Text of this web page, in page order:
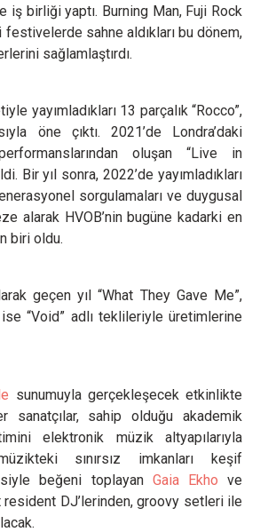
iş birliği yaptı. Burning Man, Fuji Rock
sahne aldıkları bu dönem,
sağlamlaştırdı.
yayımladıkları 13 parçalık “Rocco”,
öne çıktı. 2021’de Londra’daki
oluşan “Live in
Bir yıl sonra, 2022’de yayımladıkları
sorgulamaları ve duygusal
alarak HVOB’nin bugüne kadarki en
biri oldu.
geçen yıl “What They Gave Me”,
“Void” adlı teklileriyle üretimlerine
sunumuyla gerçekleşecek etkinlikte
sanatçılar, sahip olduğu akademik
elektronik müzik altyapılarıyla
sınırsız imkanları keşif
beğeni toplayan Gaia Ekho ve
resident DJ’lerinden, groovy setleri ile